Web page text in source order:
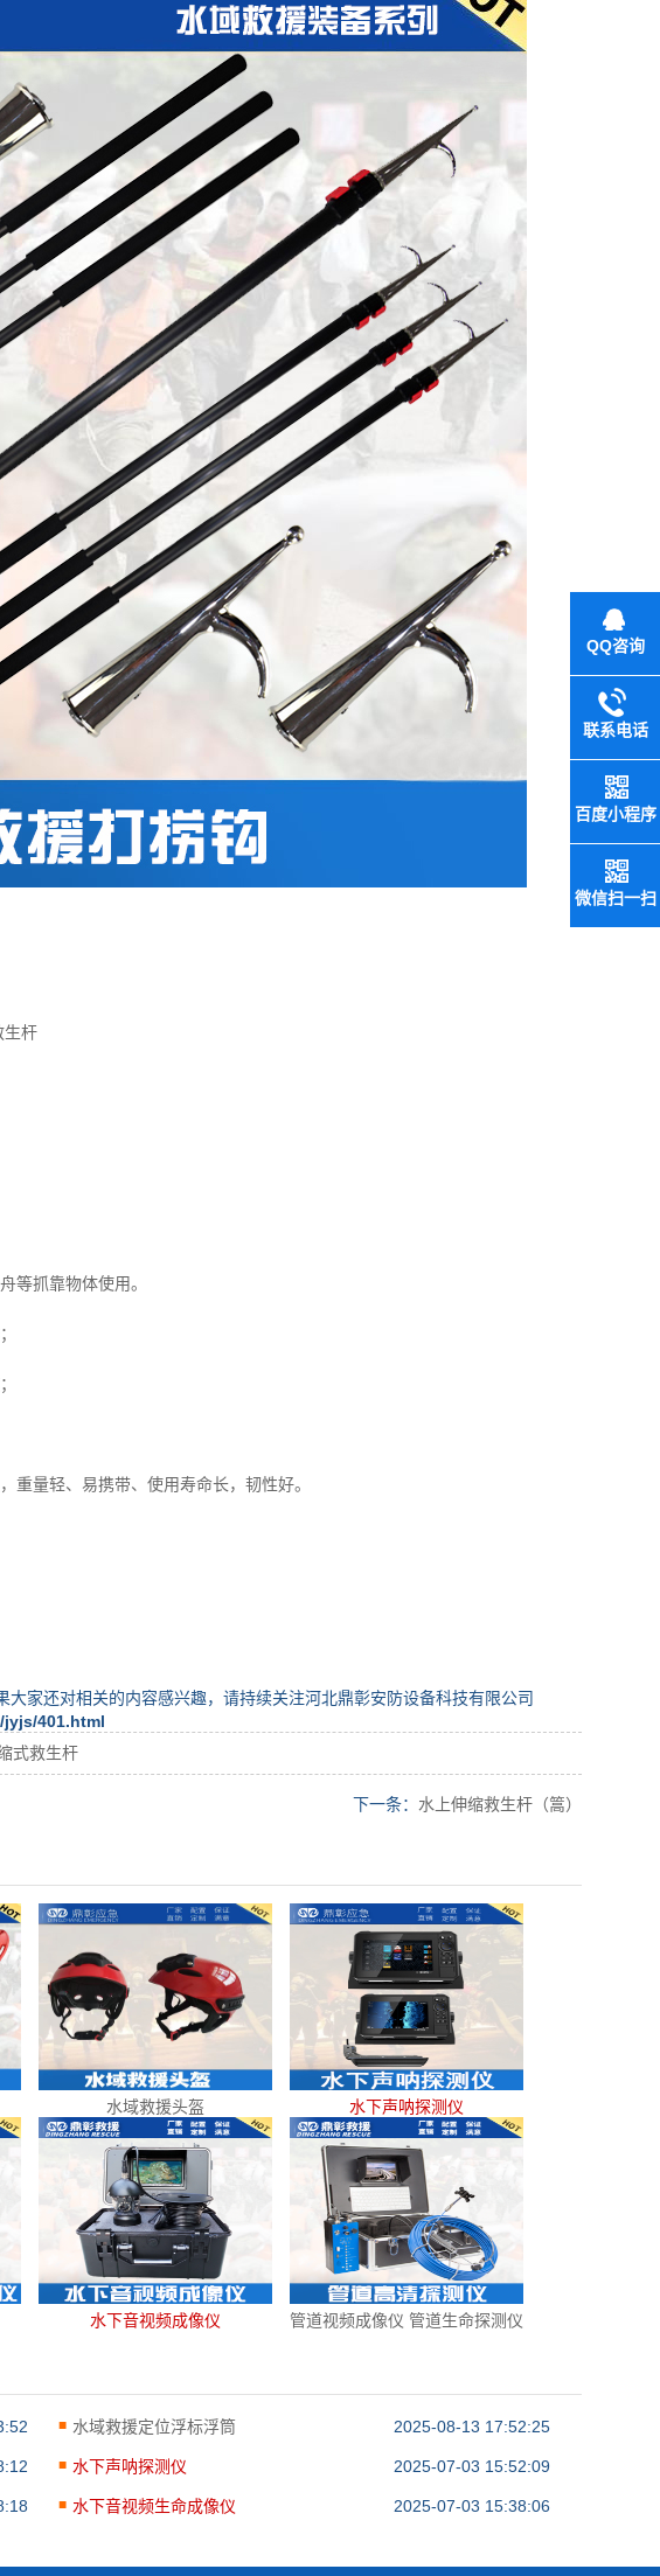
生杆
等抓靠物体使用。
重量轻、易携带、使用寿命长，韧性好。
大家还对相关的内容感兴趣，请持续关注河北鼎彰安防设备科技有限公司
401.html
式救生杆
下一条： 水上伸缩救生杆（篙）
水域救援头盔 水下声呐探测仪
水下音视频成像仪 管道视频成像仪 管道生命探测仪
水域救援定位浮标浮筒 2025-08-13 17:52:25
水下声呐探测仪 2025-07-03 15:52:09
水下音视频生命成像仪 2025-07-03 15:38:06
QQ咨询
联系电话
百度小程序
微信扫一扫